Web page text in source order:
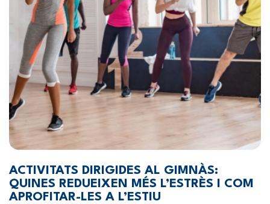
ACTIVITATS DIRIGIDES AL GIMNÀS:
QUINES REDUEIXEN MÉS L’ESTRÈS I COM
APROFITAR-LES A L’ESTIU